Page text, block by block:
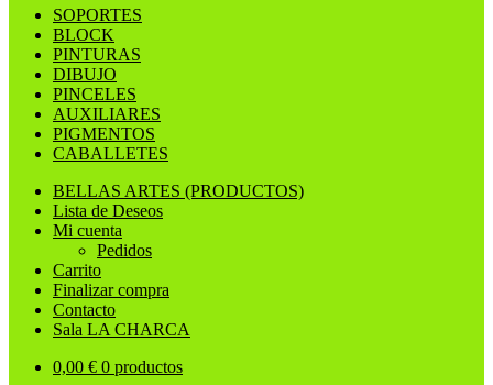
SOPORTES
BLOCK
PINTURAS
DIBUJO
PINCELES
AUXILIARES
PIGMENTOS
CABALLETES
BELLAS ARTES (PRODUCTOS)
Lista de Deseos
Mi cuenta
Pedidos
Carrito
Finalizar compra
Contacto
Sala LA CHARCA
0,00 € 0 productos